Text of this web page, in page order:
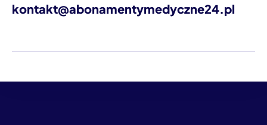
kontakt@abonamentymedyczne24.pl